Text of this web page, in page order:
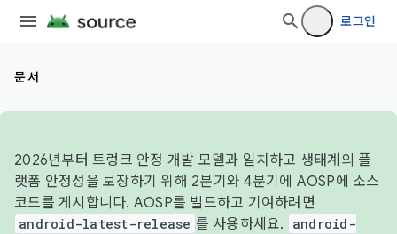
로그인
문서
2026년부터 트렁크 안정 개발 모델과 일치하고 생태계의 플
랫폼 안정성을 보장하기 위해 2분기와 4분기에 AOSP에 소스
코드를 게시합니다. AOSP를 빌드하고 기여하려면
android-latest-release 를 사용하세요.
android-